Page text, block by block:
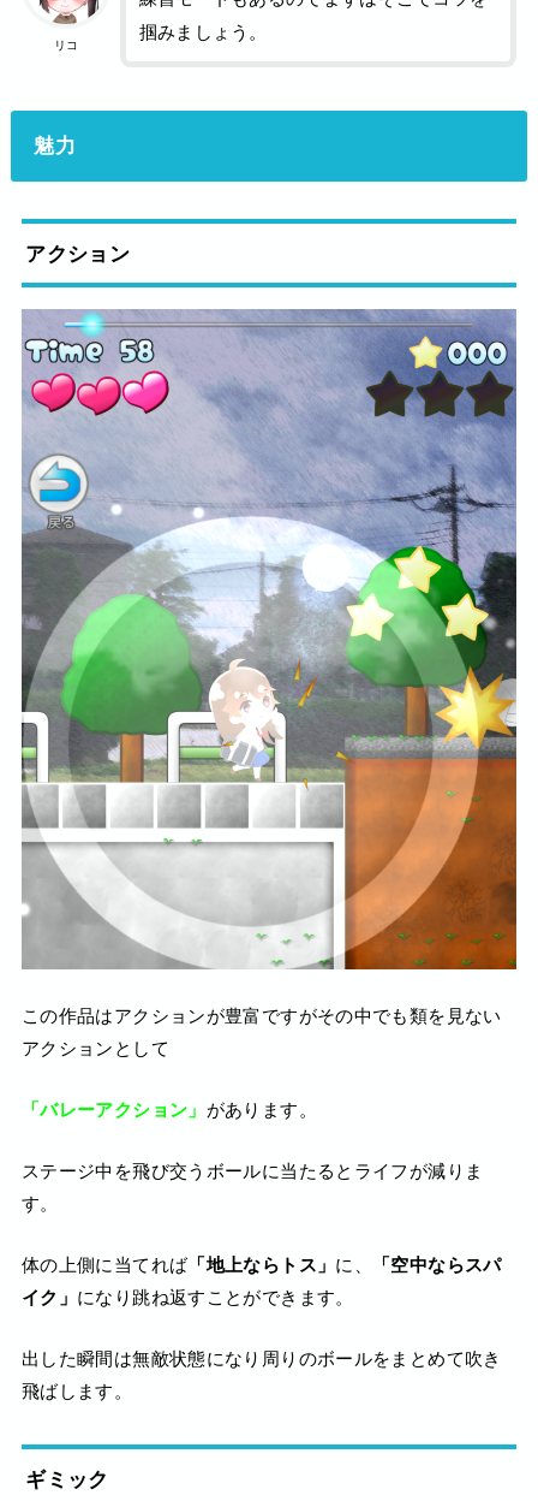
リコ
掴みましょう。
魅力
アクション
この作品はアクションが豊富ですがその中でも類を見ない
アクションとして
「バレーアクション」 があります。
ステージ中を飛び交うボールに当たるとライフが減りま
す。
体の上側に当てれば「地上ならトス」 に、
「空中ならスパ
イク」 になり跳ね返すことができます。
出した瞬間は無敵状態になり周りのボールをまとめて吹き
飛ばします。
ギミック